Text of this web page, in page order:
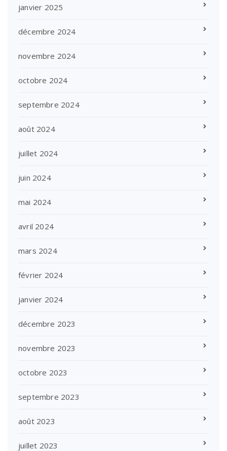
janvier 2025
décembre 2024
novembre 2024
octobre 2024
septembre 2024
août 2024
juillet 2024
juin 2024
mai 2024
avril 2024
mars 2024
février 2024
janvier 2024
décembre 2023
novembre 2023
octobre 2023
septembre 2023
août 2023
juillet 2023